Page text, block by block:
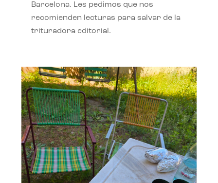
Barcelona. Les pedimos que nos
recomienden lecturas para salvar de la
trituradora editorial.